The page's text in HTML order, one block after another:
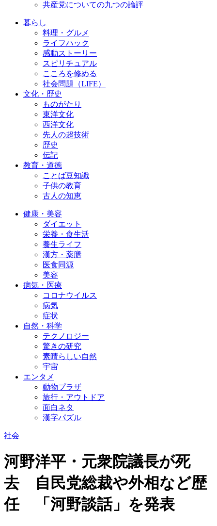
共産党についての九つの論評
暮らし
料理・グルメ
ライフハック
感動ストーリー
スピリチュアル
こころを修める
社会問題（LIFE）
文化・歴史
ものがたり
東洋文化
西洋文化
先人の超技術
歴史
伝記
教育・道徳
ことば豆知識
子供の教育
古人の知恵
健康・美容
ダイエット
栄養・食生活
養生ライフ
漢方・薬膳
医食同源
美容
病気・医療
コロナウイルス
病気
症状
自然・科学
テクノロジー
驚きの研究
素晴らしい自然
宇宙
エンタメ
動物プラザ
旅行・アウトドア
面白ネタ
漢字パズル
社会
河野洋平・元衆院議長が死
去 自民党総裁や外相など歴
任 「河野談話」を発表